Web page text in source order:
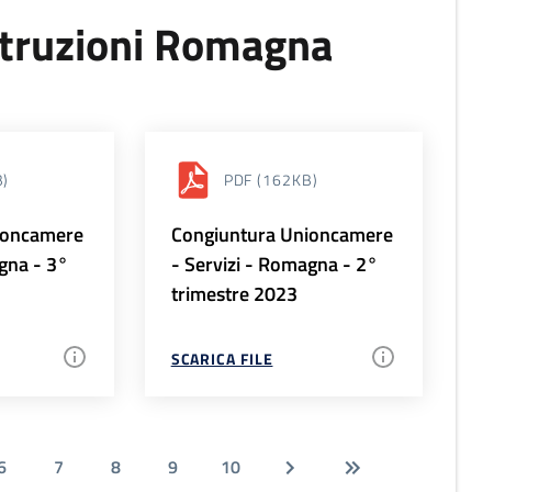
Romagna
- 3°
PDF (162KB)
Congiuntura Unioncamere
- Servizi - Romagna - 2°
trimestre 2023
SCARICA FILE
7 8 9 10